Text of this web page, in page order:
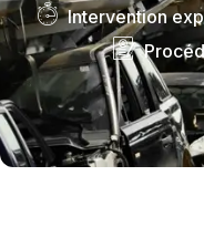
Intervention